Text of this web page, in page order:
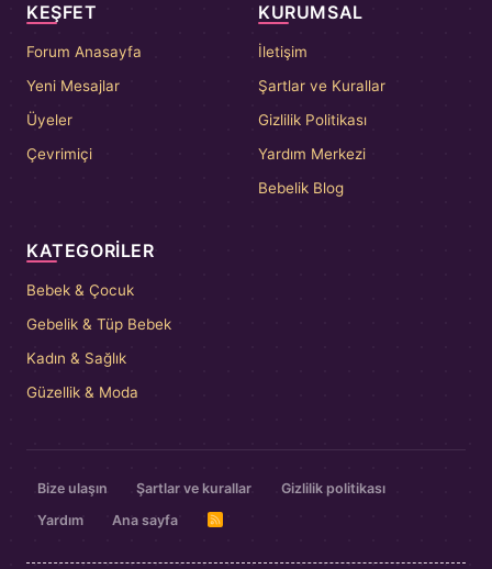
KEŞFET
Forum Anasayfa
Yeni Mesajlar
Üyeler
Çevrimiçi
KURUMSAL
İletişim
Şartlar ve Kurallar
Gizlilik Politikası
Yardım Merkezi
Bebelik Blog
KATEGORILER
Bebek & Çocuk
Gebelik & Tüp Bebek
Kadın & Sağlık
Güzellik & Moda
Bize ulaşın Şartlar ve kurallar
Gizlilik politikası
Yardım
Ana sayfa
R